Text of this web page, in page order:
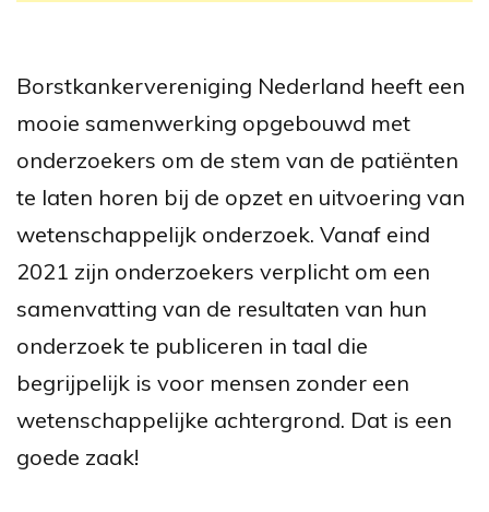
Borstkankervereniging Nederland heeft een
mooie samenwerking opgebouwd met
onderzoekers om de stem van de patiënten
te laten horen bij de opzet en uitvoering van
wetenschappelijk onderzoek. Vanaf eind
2021 zijn onderzoekers verplicht om een
samenvatting van de resultaten van hun
onderzoek te publiceren in taal die
begrijpelijk is voor mensen zonder een
wetenschappelijke achtergrond. Dat is een
goede zaak!